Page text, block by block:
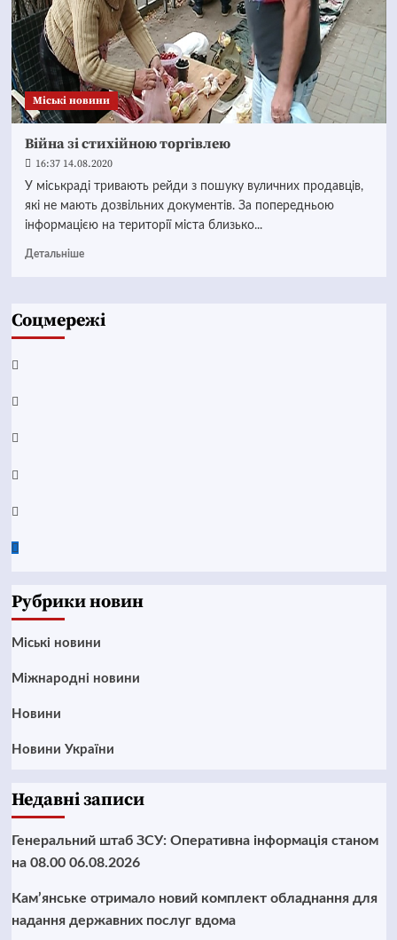
Mіські новини
Війна зі стихійною торгівлею
16:37 14.08.2020
У міськраді тривають рейди з пошуку вуличних продавців,
які не мають дозвільних документів. За попередньою
інформацією на території міста близько...
Детальніше
Соцмережі
Facebook
YouTube
Telegram
Instagram
Twitter
Google
Рубрики новин
Mіські новини
Міжнародні новини
Новини
Новини України
Недавні записи
Генеральний штаб ЗСУ: Оперативна інформація станом
на 08.00 06.08.2026
Кам’янське отримало новий комплект обладнання для
надання державних послуг вдома